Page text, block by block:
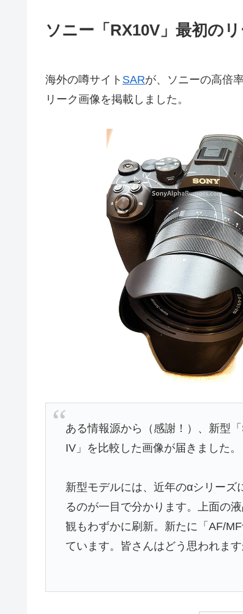
ソニー「RX10V」最初の
海外の噂サイト SARが、ソニーの高倍
リーク画像を掲載しました。
ある情報源から（感謝！）、新型
IV」を比較した画像が届きました。
新型モデルには、近年のαシリー
るのが一目で分かります。上面の
観もわずかに刷新。新たに「AF/
ています。皆さんはどう思われます